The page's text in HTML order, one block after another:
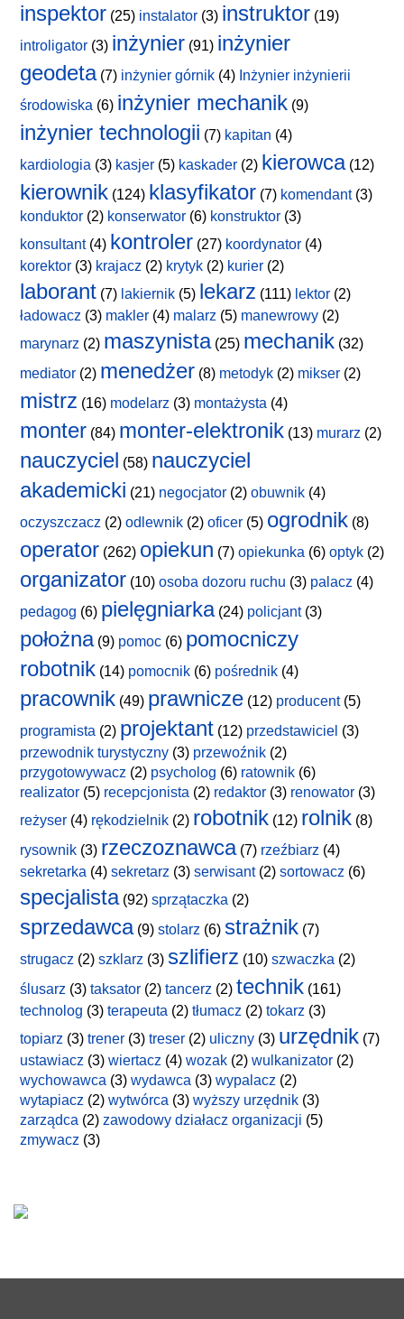
inspektor (25) instalator (3) instruktor (19)
introligator (3) inżynier (91) inżynier
geodeta(7) inżynier górnik (4) Inżynier inżynierii
środowiska (6) inżynier mechanik (9)
inżynier technologii (7) kapitan (4)
kardiologia (3) kasjer (5) kaskader (2) kierowca(12)
kierownik (124) klasyfikator (7) komendant(3)
konduktor (2) konserwator (6) konstruktor (3)
konsultant(4) kontroler (27) koordynator (4)
korektor (3) krajacz (2) krytyk (2) kurier (2)
laborant (7) lakiernik (5) lekarz (111) lektor (2)
ładowacz (3) makler (4) malarz (5) manewrowy (2)
marynarz (2) maszynista(25) mechanik (32)
mediator (2) menedżer (8) metodyk (2) mikser (2)
mistrz (16) modelarz (3) montażysta (4)
monter (84) monter-elektronik (13) murarz (2)
nauczyciel (58) nauczyciel
akademicki (21) negocjator (2) obuwnik (4)
oczyszczacz (2) odlewnik (2) oficer (5) ogrodnik (8)
operator (262) opiekun (7) opiekunka (6) optyk (2)
organizator (10) osoba dozoru ruchu (3) palacz (4)
pedagog (6) pielęgniarka(24) policjant(3)
położna(9) pomoc (6) pomocniczy
robotnik (14) pomocnik (6) pośrednik (4)
pracownik (49) prawnicze (12) producent(5)
programista (2) projektant (12) przedstawiciel (3)
przewodnik turystyczny (3) przewoźnik (2)
przygotowywacz (2) psycholog (6) ratownik (6)
realizator (5) recepcjonista (2) redaktor (3) renowator (3)
reżyser (4) rękodzielnik (2) robotnik (12) rolnik (8)
rysownik (3) rzeczoznawca(7) rzeźbiarz (4)
sekretarka (4) sekretarz (3) serwisant(2) sortowacz (6)
specjalista(92) sprzątaczka (2)
sprzedawca(9) stolarz (6) strażnik (7)
strugacz (2) szklarz (3) szlifierz (10) szwaczka (2)
ślusarz (3) taksator (2) tancerz (2) technik (161)
technolog (3) terapeuta (2) tłumacz (2) tokarz (3)
topiarz (3) trener (3) treser (2) uliczny (3) urzędnik (7)
ustawiacz (3) wiertacz (4) wozak (2) wulkanizator (2)
wychowawca (3) wydawca (3) wypalacz (2)
wytapiacz (2) wytwórca (3) wyższy urzędnik (3)
zarządca (2) zawodowy działacz organizacji (5)
zmywacz (3)